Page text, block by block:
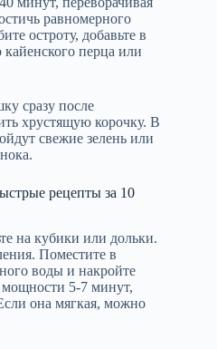
равномерного
остроту, добавьте в
перца или
сразу после
хрустящую корочку. В
свежие зелень или
рецепты за 10
на кубики или дольки.
Поместите в
воды и накройте
мощности 5-7 минут,
она мягкая, можно